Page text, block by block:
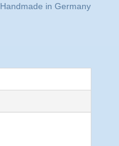
Handmade in Germany